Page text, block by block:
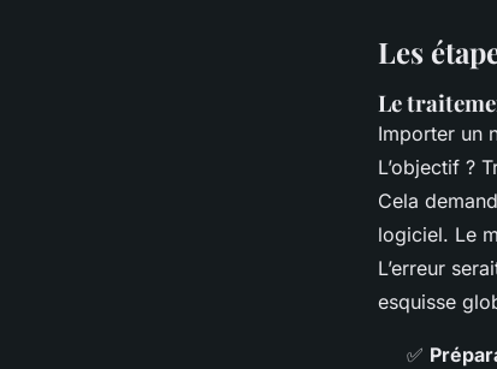
Les
Le
Importer un
L’objectif ?
Cela
logiciel. Le
L’erreur
esquisse
✅